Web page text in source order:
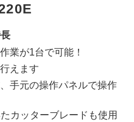
業が1台で可能！
えます
手元の操作パネルで操作
カッターブレードも使用